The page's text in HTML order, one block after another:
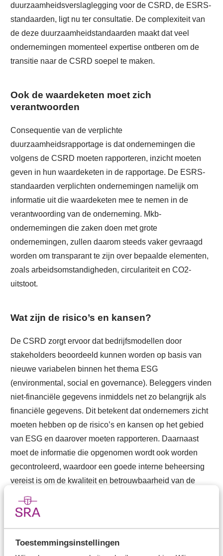
Toestemmingsinstellingen
duurzaamheidsverslaglegging voor de CSRD, de ESRS-
standaarden, ligt nu ter consultatie. De complexiteit van
de deze duurzaamheidstandaarden maakt dat veel
ondernemingen momenteel expertise ontberen om de
transitie naar de CSRD soepel te maken.
Ook de waardeketen moet zich
verantwoorden
Consequentie van de verplichte
duurzaamheidsrapportage is dat ondernemingen die
volgens de CSRD moeten rapporteren, inzicht moeten
geven in hun waardeketen in de rapportage. De ESRS-
standaarden verplichten ondernemingen namelijk om
informatie uit die waardeketen mee te nemen in de
verantwoording van de onderneming. Mkb-
ondernemingen die zaken doen met grote
ondernemingen, zullen daarom steeds vaker gevraagd
worden om transparant te zijn over bepaalde elementen,
zoals arbeidsomstandigheden, circulariteit en CO2-
uitstoot.
Wat zijn de risico’s en kansen?
De CSRD zorgt ervoor dat bedrijfsmodellen door
stakeholders beoordeeld kunnen worden op basis van
nieuwe variabelen binnen het thema ESG
(environmental, social en governance). Beleggers vinden
niet-financiële gegevens inmiddels net zo belangrijk als
financiële gegevens. Dit betekent dat ondernemers zicht
moeten hebben op de risico’s en kansen op het gebied
van ESG en daarover moeten rapporteren. Daarnaast
moet de informatie die opgenomen wordt ook worden
gecontroleerd, waardoor een goede interne beheersing
vereist is om de kwaliteit en betrouwbaarheid van de
informatie te vergroten. Deze interne beheersing is
noodzakelijk voor de accountant om zijn goedkeuring te
te krijgen om de onderneming te kunnen besturen.